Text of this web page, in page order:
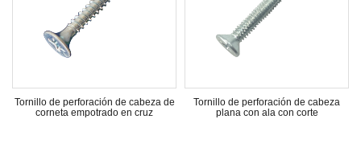
Tornillo de perforación de cabeza de
corneta empotrado en cruz
Tornillo de perforación de cabeza
plana con ala con corte